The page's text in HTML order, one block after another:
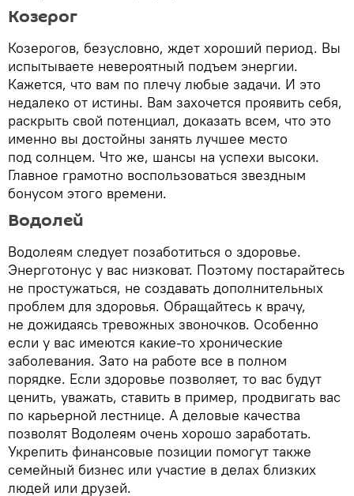
Козерог
Козерогов, безусловно, ждет хороший период. Вы
испытываете невероятный подъем энергии.
Кажется, что вам по плечу любые задачи. И это
недалеко от истины. Вам захочется проявить себя,
раскрыть свой потенциал, доказать всем, что это
именно вы достойны занять лучшее место
под солнцем. Что же, шансы на успехи высоки.
Главное грамотно воспользоваться звездным
бонусом этого времени.
Водолей
Водолеям следует позаботиться о здоровье.
Энерготонус у вас низковат. Поэтому постарайтесь
не простужаться, не создавать дополнительных
проблем для здоровья. Обращайтесь к врачу,
не дожидаясь тревожных звоночков. Особенно
если у вас имеются какие-то хронические
заболевания. Зато на работе все в полном
порядке. Если здоровье позволяет, то вас будут
ценить, уважать, ставить в пример, продвигать вас
по карьерной лестнице. А деловые качества
позволят Водолеям очень хорошо заработать.
Укрепить финансовые позиции помогут также
семейный бизнес или участие в делах близких
людей или друзей.